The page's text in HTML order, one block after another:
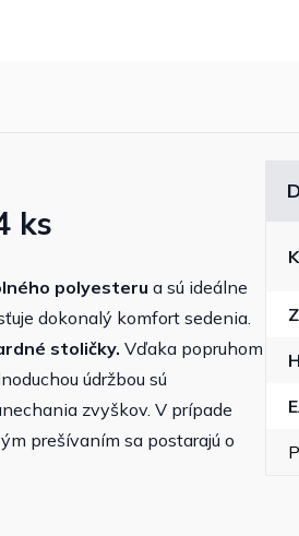
ks
polyesteru a sú ideálne
dokonalý komfort sedenia.
stoličky. Vďaka popruhom
údržbou sú
zvyškov. V prípade
prešívaním sa postarajú o